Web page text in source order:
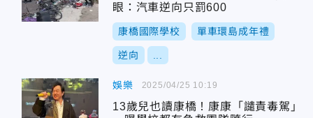
眼：汽車逆向只罰600
康橋國際學校 單車環島成年禮
逆向
娛樂
13歲兒也讀康橋！康康「譴責毒駕」
2025/04/25 10:19